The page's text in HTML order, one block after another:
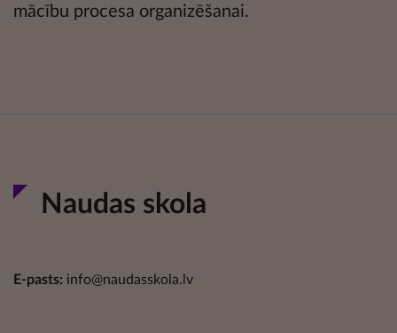
mācību procesa organizēšanai.
Naudas skola
E-pasts: info@naudasskola.lv